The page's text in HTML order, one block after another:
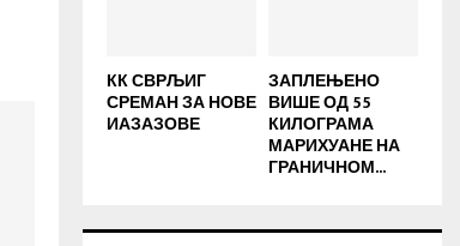
КК СВРЉИГ
СРЕМАН ЗА НОВЕ
ИАЗАЗОВЕ
ЗАПЛЕЊЕНО
ВИШЕ ОД 55
КИЛОГРАМА
МАРИХУАНЕ НА
ГРАНИЧНОМ...